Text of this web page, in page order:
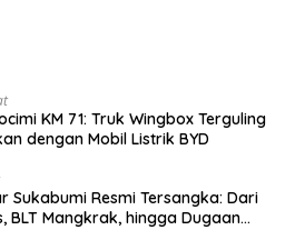
KM 71: Truk Wingbox Terguling
dengan Mobil Listrik BYD
Sukabumi Resmi Tersangka: Dari
BLT Mangkrak, hingga Dugaan